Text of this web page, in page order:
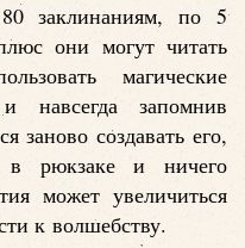
заклинаниям, по 5
они могут читать
магические
запомнив
заново создавать его,
в рюкзаке и ничего
может увеличиться
к волшебству.